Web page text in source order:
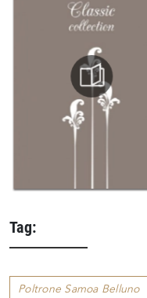
Tag:
Poltrone Samoa Belluno